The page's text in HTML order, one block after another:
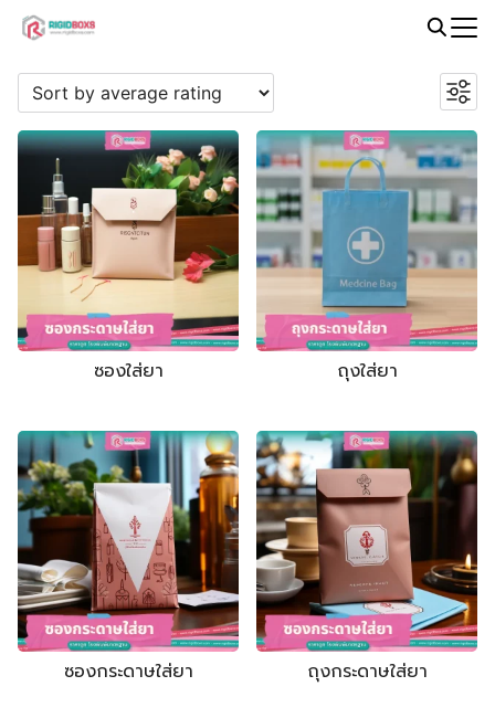
Skip
content
for:
PROMOTION
Search
กล่องจั่วปัง
ถุงกระดาษ
กล่องบรรจุภัณฑ์
ซองใส่ยา ถุงใส่ยา
ซองกระดาษใส่ยา ถุงกระดาษใส่ยา